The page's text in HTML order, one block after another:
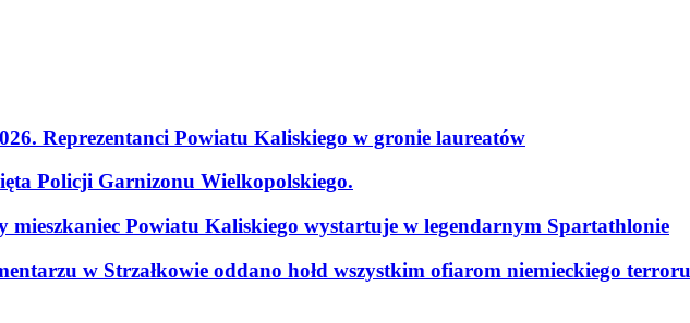
Reprezentanci Powiatu Kaliskiego w gronie laureatów
Policji Garnizonu Wielkopolskiego.
Powiatu Kaliskiego wystartuje w legendarnym Spartathlonie
w Strzałkowie oddano hołd wszystkim ofiarom niemieckiego